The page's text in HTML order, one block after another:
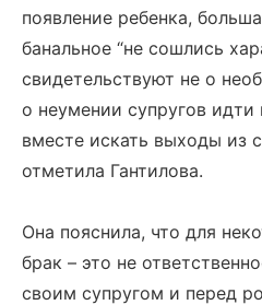
появление ребенка,
банальное “не сошлись
свидетельствуют не о
о неумении супругов
вместе искать выходы из
отметила Гантилова.
Она пояснила, что для
брак – это не
своим супругом и перед